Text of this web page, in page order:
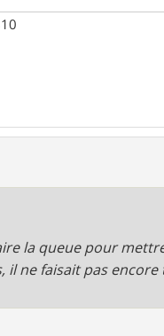
la queue pour
il ne faisait pas